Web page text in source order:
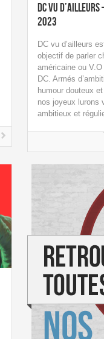
DC vu d’ailleurs
2023
DC vu d’ailleurs
objectif de parler
américaine ou
DC. Armés
humour douteux
nos joyeux lurons
ambitieux et